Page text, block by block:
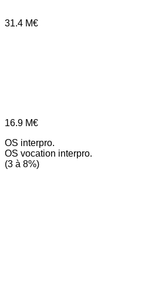
31.4 M€
16.9 M€
OS interpro.
OS vocation interpro.
(3 à 8%)